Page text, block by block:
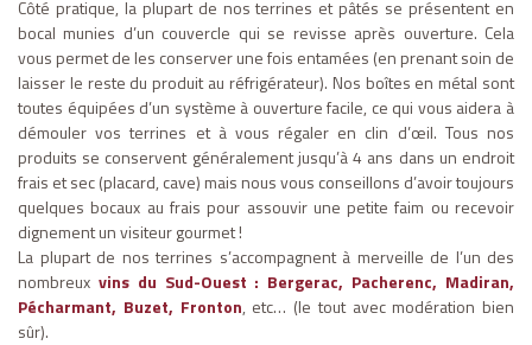
Côté pratique, la plupart de nos terrines et pâtés se présentent en
bocal munies d’un couvercle qui se revisse après ouverture. Cela
vous permet de les conserver une fois entamées (en prenant soin de
laisser le reste du produit au réfrigérateur). Nos boîtes en métal sont
toutes équipées d’un système à ouverture facile, ce qui vous aidera à
démouler vos terrines et à vous régaler en clin d’œil. Tous nos
produits se conservent généralement jusqu’à 4 ans dans un endroit
frais et sec (placard, cave) mais nous vous conseillons d’avoir toujours
quelques bocaux au frais pour assouvir une petite faim ou recevoir
dignement un visiteur gourmet !
La plupart de nos terrines s’accompagnent à merveille de l’un des
nombreux vins du Sud-Ouest : Bergerac, Pacherenc, Madiran,
Pécharmant, Buzet, Fronton, etc… (le tout avec modération bien
sûr).